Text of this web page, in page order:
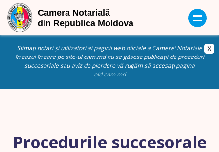
Stimați notari și utilizatori ai paginii web oficiale a Camerei Notariale
în cazul în care pe site-ul cnm.md nu se găsesc publicații de proceduri
succesoriale sau aviz de pierdere vă rugăm să accesați pagina
old.cnm.md
Procedurile succesorale